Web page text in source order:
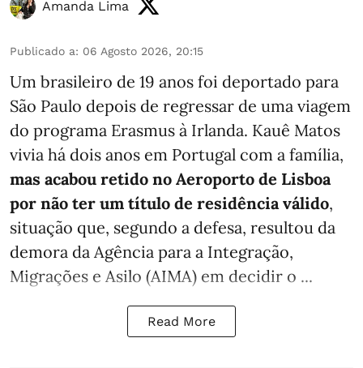
Amanda Lima
Publicado a: 06 Agosto 2026, 20:15
Um brasileiro de 19 anos foi deportado para
São Paulo depois de regressar de uma viagem
do programa Erasmus à Irlanda. Kauê Matos
vivia há dois anos em Portugal com a família,
mas acabou retido no Aeroporto de Lisboa
por não ter um título de residência válido,
situação que, segundo a defesa, resultou da
demora da Agência para a Integração,
Migrações e Asilo (AIMA) em decidir o ...
Read More